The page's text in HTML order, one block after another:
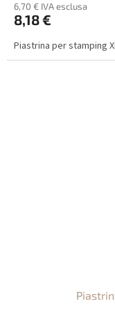
6,70 € IVA esclusa
8,18 €
Piastrina per stamping